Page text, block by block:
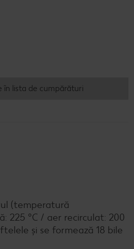
în lista de cumpărături
(temperatură
225 °C / aer recirculat: 200
și se formează 18 bile